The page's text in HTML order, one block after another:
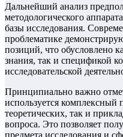
Дальнейший анализ
методологического
базы исследования.
проблематике
позиций, что обусловлено
знания, так и спецификой
исследовательской
Принципиально важно
используется комплексный
теоретических, так и
вопроса. Это позволяет
предмета исследования и